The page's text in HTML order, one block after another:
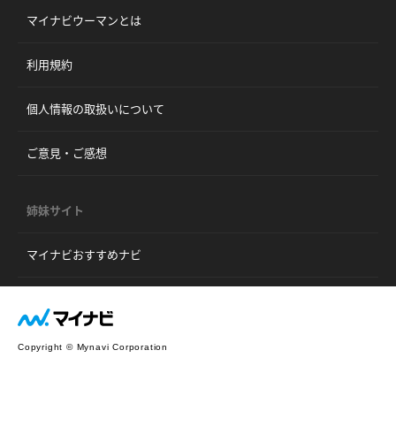
マイナビウーマンとは
利用規約
個人情報の取扱いについて
ご意見・ご感想
姉妹サイト
マイナビおすすめナビ
Copyright © Mynavi Corporation